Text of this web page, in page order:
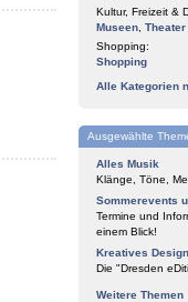
Kultur, Freizeit &
Museen
Shopping:
Shopping
Alle Kategorien
Ausgewählte
Alles Musik
Klänge, Töne,
Sommerevents
Termine und
einem Blick!
Kreatives
Die "Dresden
Weitere Themen